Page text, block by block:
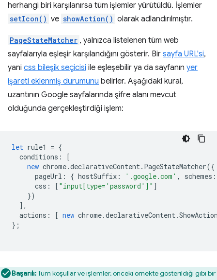
herhangi biri karşılanırsa tüm işlemler yürütüldü. İşlemler
setIcon() ve showAction() olarak adlandırılmıştır.
PageStateMatcher , yalnızca listelenen tüm web
sayfalarıyla eşleşir karşılandığını gösterir. Bir sayfa URL'si,
yani css bileşik seçicisi ile eşleşebilir ya da sayfanın yer
işareti eklenmiş durumunu belirler. Aşağıdaki kural,
uzantının Google sayfalarında şifre alanı mevcut
olduğunda gerçekleştirdiği işlem:
let rule1 = {
conditions :
[
new chrome.declarativeContent. PageStateMatcher({
pageUrl : { hostSuffix : '.google.com' , schemes :
css : [ "input[type='password']" ]
})
],
actions : [ new chrome.declarativeContent.
};
Başarılı:Tüm koşullar ve işlemler, önceki örnekte gösterildiği gibi bir